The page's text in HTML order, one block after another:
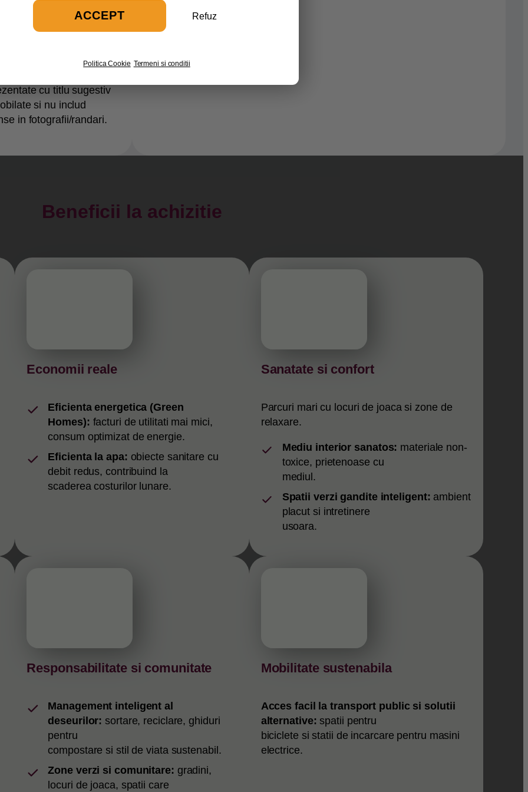
cu titlu sugestiv
si nu includ
in fotografii/randari.
Beneficii la achizitie
Economii reale
Eficienta energetica (Green
Homes): facturi de utilitati mai mici,
consum optimizat de energie.
Eficienta la apa: obiecte sanitare cu
debit redus, contribuind la
scaderea costurilor lunare.
Sanatate si confort
Parcuri mari cu locuri de joaca si zone de
relaxare.
Mediu interior sanatos: materiale non-
toxice, prietenoase cu
mediul.
Spatii verzi gandite inteligent: ambient
placut si intretinere
usoara.
Responsabilitate si comunitate
Management inteligent al
deseurilor: sortare, reciclare, ghiduri
pentru
compostare si stil de viata sustenabil.
Zone verzi si comunitare: gradini,
locuri de joaca, spatii care
Mobilitate sustenabila
Acces facil la transport public si solutii
alternative: spatii pentru
biciclete si statii de incarcare pentru masini
electrice.
ACCEPT Refuz
Politica Cookie Termeni si conditii